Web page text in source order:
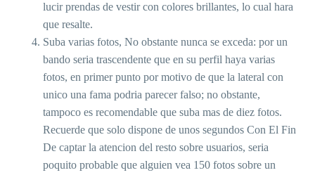
lucir prendas de vestir con colores brillantes, lo cual hara
que resalte.
Suba varias fotos, No obstante nunca se exceda: por un
bando seri­a trascendente que en su perfil haya varias
fotos, en primer punto por motivo de que la lateral con
unico una fama podria parecer falso; no obstante,
tampoco es recomendable que suba mas de diez fotos.
Recuerde que solo dispone de unos segundos Con El Fin
De captar la atencion del resto sobre usuarios, seri­a
poquito probable que alguien vea 150 fotos sobre un